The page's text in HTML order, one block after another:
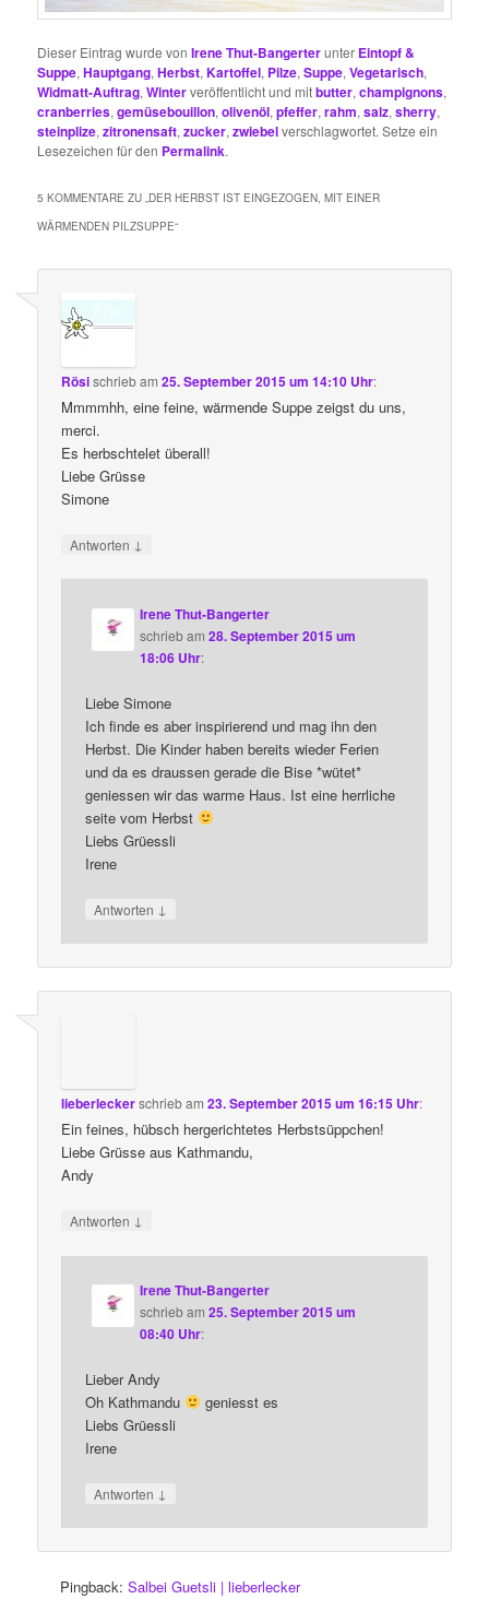
Dieser Eintrag wurde vonIrene Thut-Bangerterunter Eintopf &
Suppe,Hauptgang,Herbst,Kartoffel, Pilze,Suppe,Vegetarisch,
Widmatt-Auftrag,Winterveröffentlicht und mitbutter,champignons,
cranberries,gemüsebouillon,olivenöl,pfeffer,rahm,salz,sherry,
steinplize,zitronensaft,zucker,zwiebelverschlagwortet. Setze ein
Lesezeichen für den Permalink.
5 KOMMENTARE ZU „DER HERBST IST EINGEZOGEN, MIT EINER
WÄRMENDEN PILZSUPPE“
Rösischriebam25. September 2015 um 14:10 Uhr:
Mmmmhh, eine feine, wärmende Suppe zeigst du uns,
merci.
Es herbschtelet überall!
Liebe Grüsse
Simone
Antworten ↓
Irene Thut-Bangerter
schriebam28. September 2015 um
18:06 Uhr:
Liebe Simone
Ich finde es aber inspirierend und mag ihn den
Herbst. Die Kinder haben bereits wieder Ferien
und da es draussen gerade die Bise *wütet*
geniessen wir das warme Haus. Ist eine herrliche
seite vom Herbst
Liebs Grüessli
Irene
Antworten ↓
lieberleckerschriebam23. September 2015 um 16:15 Uhr:
Ein feines, hübsch hergerichtetes Herbstsüppchen!
Liebe Grüsse aus Kathmandu,
Andy
Antworten ↓
Irene Thut-Bangerter
schriebam25. September 2015 um
08:40 Uhr:
Lieber Andy
Oh Kathmandu
geniesst es
Liebs Grüessli
Irene
Antworten ↓
Pingback:Salbei Guetsli | lieberlecker